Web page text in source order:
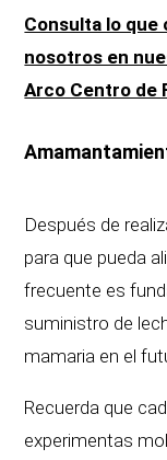
Consulta lo
nosotros en
Arco Centro de
Después de
para que pueda
frecuente es
suministro de
mamaria en el
Recuerda que
experimentas